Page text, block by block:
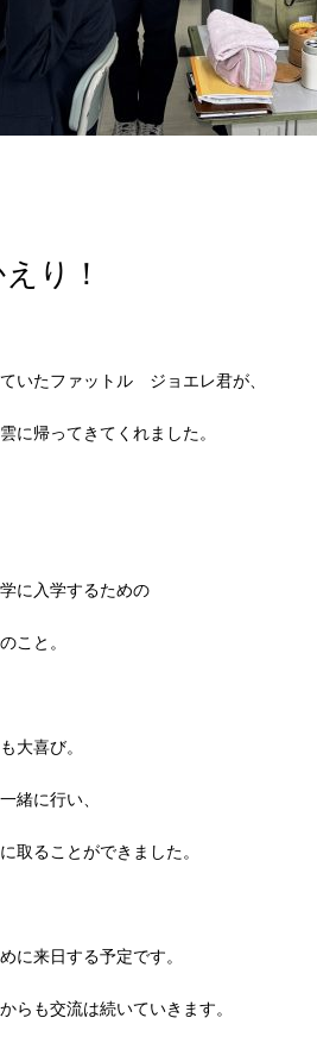
り！
いたファットル ジョエレ君が、
に帰ってきてくれました。
に入学するための
こと。
大喜び。
緒に行い、
取ることができました。
に来日する予定です。
らも交流は続いていきます。